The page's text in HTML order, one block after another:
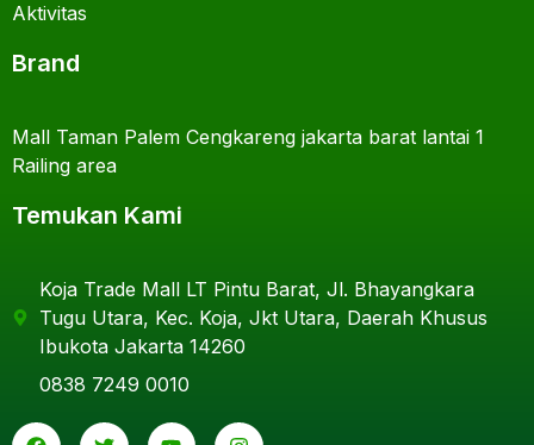
Aktivitas
Brand
Mall Taman Palem Cengkareng jakarta barat lantai 1
Railing area
Temukan Kami
Koja Trade Mall LT Pintu Barat, Jl. Bhayangkara
Tugu Utara, Kec. Koja, Jkt Utara, Daerah Khusus
Ibukota Jakarta 14260
0838 7249 0010